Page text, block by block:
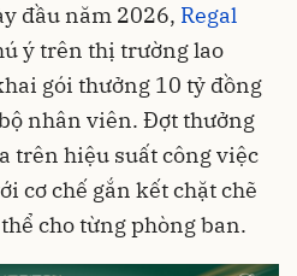
đầu năm 2026, Regal
ý trên thị trường lao
gói thưởng 10 tỷ đồng
nhân viên. Đợt thưởng
trên hiệu suất công việc
cơ chế gắn kết chặt chẽ
cho từng phòng ban.